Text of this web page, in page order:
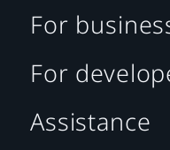
For
For
Assistance